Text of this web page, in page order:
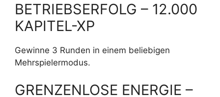
BETRIEBSERFOLG – 12.000
KAPITEL-XP
Gewinne 3 Runden in einem beliebigen
Mehrspielermodus.
GRENZENLOSE ENERGIE –